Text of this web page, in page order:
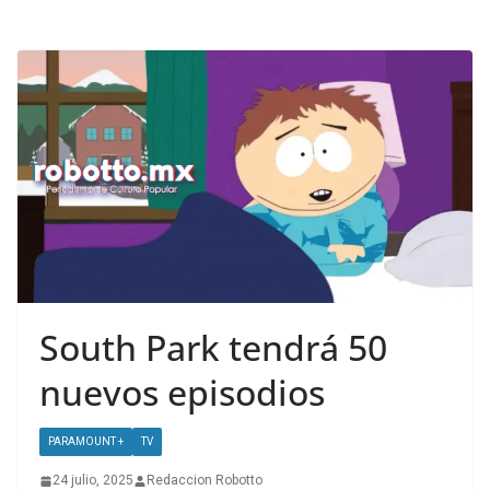
South Park tendrá 50
nuevos episodios
PARAMOUNT + TV
24 julio, 2025 Redaccion Robotto